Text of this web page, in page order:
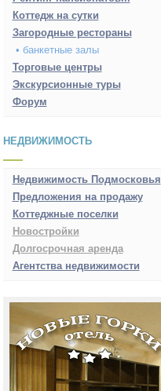
Коттедж на сутки
Загородные рестораны
• банкетные залы
Торговые центры
Экскурсионные туры
Форум
НЕДВИЖИМОСТЬ
Недвижимость Подмосковья
Предложения на продажу
Коттеджные поселки
Новостройки
Долгосрочная аренда
Агентства недвижимости